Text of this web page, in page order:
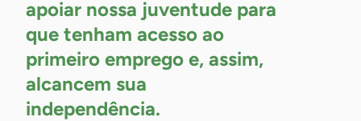
apoiar nossa juventude para
que tenham acesso ao
primeiro emprego e, assim,
alcancem sua
independência.